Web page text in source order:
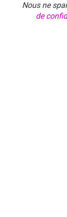
Nous ne
de